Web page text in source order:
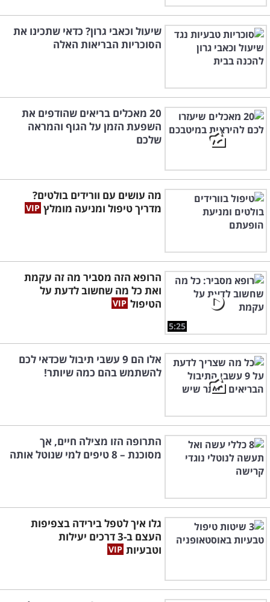
שיעול וכאבי גרון? כדאי שתכינו את
הסוכריות הבריאות האלה
20 מאכלים בריאים שהודפים את
השפעת הזמן על הגוף והמראה
שלכם
מה עושים עם וורידים בולטים?
מדריך טיפול ומניעה מומלץ
5:25
הרופא הזה מסביר מה זה עקמת
ואת כל מה שחשוב לדעת על
הטיפול
אלו הם 9 עשבי תיבול שכדאי לכם
להשתמש בהם כמה שיותר!
התרופה הזו מצילה חיים, אך
מסוכנת – 8 טיפים למי שנוטל אותה
גלו איך לטפל בירידה בצפיפות
העצם ב-3 דרכים יעילות
וטבעיות